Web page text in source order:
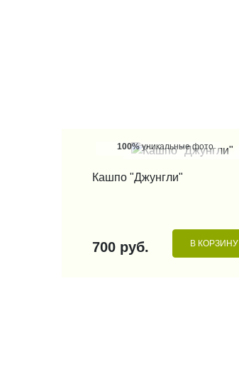
100%уникальные фото
Кашпо "Джунгли"
700 руб. В КОРЗИНУ